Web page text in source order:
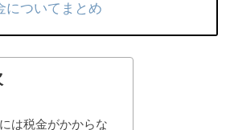
についてまとめ
は税金がかからな